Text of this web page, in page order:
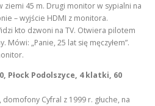
ziemi 45 m. Drugi monitor w sypialni na
– wyjście HDMI z monitora.
kto dzwoni na TV. Otwiera pilotem
„Panie, 25 lat się męczyłem”.
Płock Podolszyce, 4 klatki, 60
Cyfral z 1999 r. głuche, na